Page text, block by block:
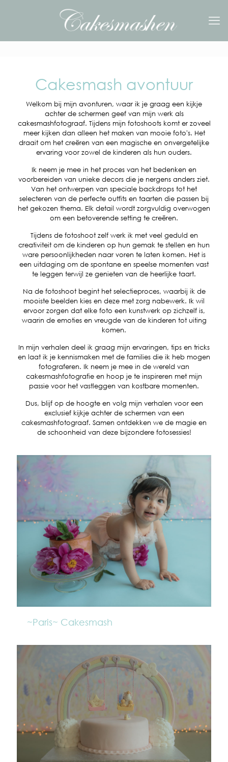
Cakesmash avontuur
Welkom bij mijn avonturen, waar ik je graag een kijkje
achter de schermen geef van mijn werk als
cakesmashfotograaf. Tijdens mijn fotoshoots komt er zoveel
meer kijken dan alleen het maken van mooie foto's. Het
draait om het creëren van een magische en onvergetelijke
ervaring voor zowel de kinderen als hun ouders.
Ik neem je mee in het proces van het bedenken en
voorbereiden van unieke decors die je nergens anders ziet.
Van het ontwerpen van speciale backdrops tot het
selecteren van de perfecte outfits en taarten die passen bij
het gekozen thema. Elk detail wordt zorgvuldig overwogen
om een betoverende setting te creëren.
Tijdens de fotoshoot zelf werk ik met veel geduld en
creativiteit om de kinderen op hun gemak te stellen en hun
ware persoonlijkheden naar voren te laten komen. Het is
een uitdaging om de spontane en speelse momenten vast
te leggen terwijl ze genieten van de heerlijke taart.
Na de fotoshoot begint het selectieproces, waarbij ik de
mooiste beelden kies en deze met zorg nabewerk. Ik wil
ervoor zorgen dat elke foto een kunstwerk op zichzelf is,
waarin de emoties en vreugde van de kinderen tot uiting
komen.
In mijn verhalen deel ik graag mijn ervaringen, tips en tricks
en laat ik je kennismaken met de families die ik heb mogen
fotograferen. Ik neem je mee in de wereld van
cakesmashfotografie en hoop je te inspireren met mijn
passie voor het vastleggen van kostbare momenten.
Dus, blijf op de hoogte en volg mijn verhalen voor een
exclusief kijkje achter de schermen van een
cakesmashfotograaf. Samen ontdekken we de magie en
de schoonheid van deze bijzondere fotosessies!
~Paris~ Cakesmash